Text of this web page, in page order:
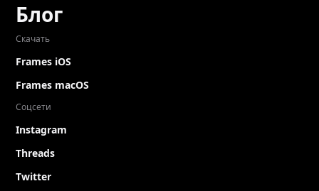
Блог
Скачать
Frames iOS
Frames macOS
Соцсети
Instagram
Threads
Twitter